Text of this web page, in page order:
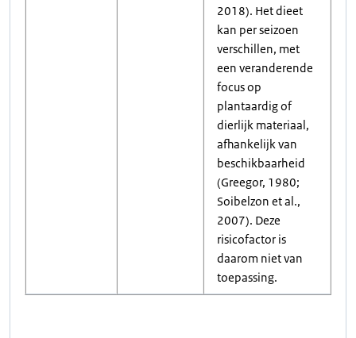
2018). Het dieet
kan per seizoen
verschillen, met
een veranderende
focus op
plantaardig of
dierlijk materiaal,
afhankelijk van
beschikbaarheid
(Greegor, 1980;
Soibelzon et al.,
2007). Deze
risicofactor is
daarom niet van
toepassing.